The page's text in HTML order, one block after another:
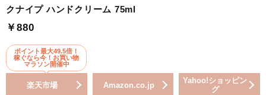
クナイプ ハンドクリーム 75ml
￥880
ポイント最大49.5倍！
稼ぐなら今！お買い物
マラソン開催中
楽天市場 Amazon.co.jp
Yahoo!ショッピン
グ